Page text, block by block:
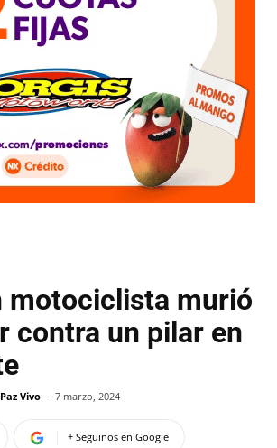
motociclista murió
contra un pilar en
Vivo - 7 marzo, 2024
+ Seguinos en Google